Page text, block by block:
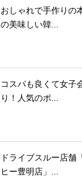
おしゃれで手作りの
の美味しい韓...
コスパも良くて女子
り！人気のポ...
ドライブスルー店舗
ヒー豊明店」...